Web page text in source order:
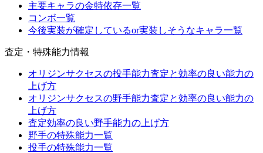
主要キャラの金特依存一覧
コンボ一覧
今後実装が確定しているor実装しそうなキャラ一覧
査定・特殊能力情報
オリジンサクセスの投手能力査定と効率の良い能力の
上げ方
オリジンサクセスの野手能力査定と効率の良い能力の
上げ方
査定効率の良い野手能力の上げ方
野手の特殊能力一覧
投手の特殊能力一覧